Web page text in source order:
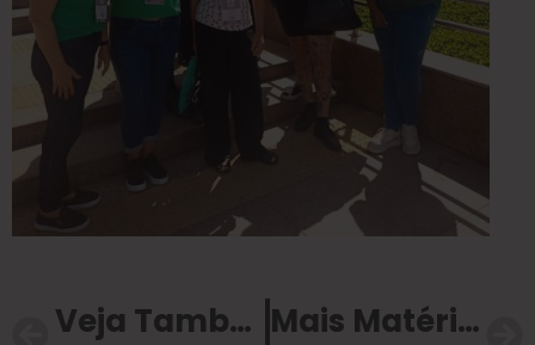
Veja Também Mais Matérias